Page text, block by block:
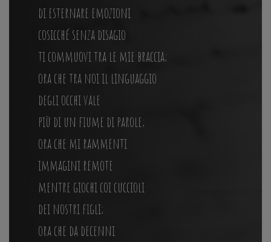
di esternare emozioni
cosicché senza disagio
ti commuovi tra le mie braccia;
ora che tra noi il linguaggio
degli occhi vale
più di un fiume di parole;
ora che mi rammenti
immagini remote
mentre giochi coi cuccioli
dei nostri figli;
ora che da decenni